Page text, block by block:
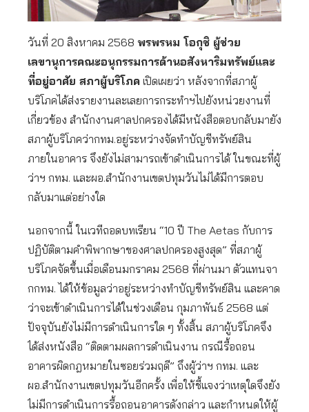
วันที่ 20 สิงหาคม 2568 พรพรหม โอกุชิ ผู้ช่วย
เลขานุการคณะอนุกรรมการด้านอสังหาริมทรัพย์และ
ที่อยู่อาศัย สภาผู้บริโภค เปิดเผยว่า หลังจากที่สภาผู้
บริโภคได้ส่งรายงานละเลยการกระทำฯไปยังหน่วยงานที่
เกี่ยวข้อง สำนักงานศาลปกครองได้มีหนังสือตอบกลับมายัง
สภาผู้บริโภคว่ากทม.อยู่ระหว่างจัดทำบัญชีทรัพย์สิน
ภายในอาคาร จึงยังไม่สามารถเข้าดำเนินการได้ ในขณะที่ผู้
ว่าฯ กทม. และผอ.สำนักงานเขตปทุมวันไม่ได้มีการตอบ
กลับมาแต่อย่างใด
นอกจากนี้ ในเวทีถอดบทเรียน “10 ปี The Aetas กับการ
ปฏิบัติตามคำพิพากษาของศาลปกครองสูงสุด” ที่สภาผู้
บริโภคจัดขึ้นเมื่อเดือนมกราคม 2568 ที่ผ่านมา ตัวแทนจา
กกทม. ได้ให้ข้อมูลว่าอยู่ระหว่างทำบัญชีทรัพย์สิน และคาด
ว่าจะเข้าดำเนินการได้ในช่วงเดือน กุมภาพันธ์ 2568 แต่
ปัจจุบันยังไม่มีการดำเนินการใด ๆ ทั้งสิ้น สภาผู้บริโภคจึง
ได้ส่งหนังสือ “ติดตามผลการดำเนินงาน กรณีรื้อถอน
อาคารผิดกฎหมายในซอยร่วมฤดี” ถึงผู้ว่าฯ กทม. และ
ผอ.สำนักงานเขตปทุมวันอีกครั้ง เพื่อให้ชี้แจงว่าเหตุใดจึงยัง
ไม่มีการดำเนินการรื้อถอนอาคารดังกล่าว และกำหนดให้ผู้